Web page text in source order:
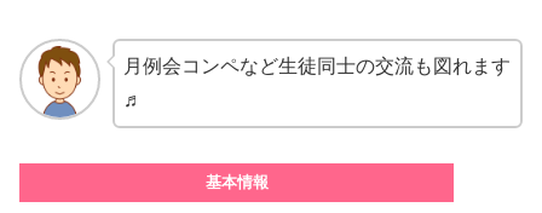
月例会コンペなど生徒同士の交流も図れます
♬
基本情報